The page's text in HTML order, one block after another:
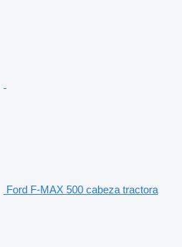
Ford F-MAX 500 cabeza tractora